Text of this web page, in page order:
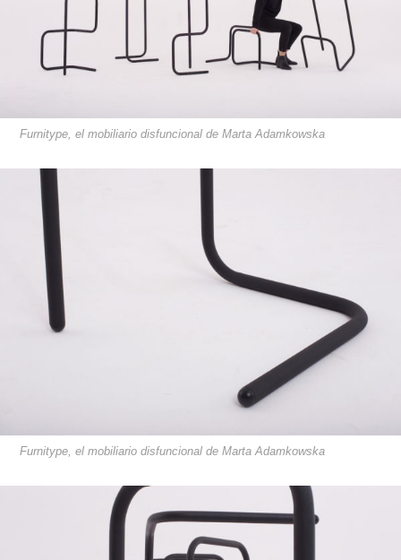
Furnitype, el mobiliario disfuncional de Marta Adamkowska
Furnitype, el mobiliario disfuncional de Marta Adamkowska